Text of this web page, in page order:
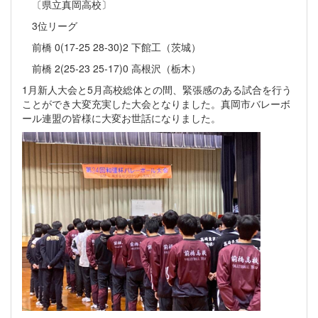
〔県立真岡高校〕
3位リーグ
前橋 0(17-25 28-30)2 下館工（茨城）
前橋 2(25-23 25-17)0 高根沢（栃木）
1月新人大会と5月高校総体との間、緊張感のある試合を行う
ことができ大変充実した大会となりました。真岡市バレーボ
ール連盟の皆様に大変お世話になりました。